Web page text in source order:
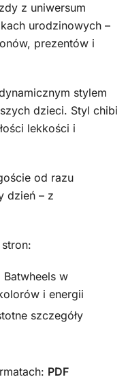
z uniwersum
urodzinowych –
prezentów i
stylem
dzieci. Styl chibi
lekkości i
od razu
dzień – z
w
i energii
szczegóły
PDF